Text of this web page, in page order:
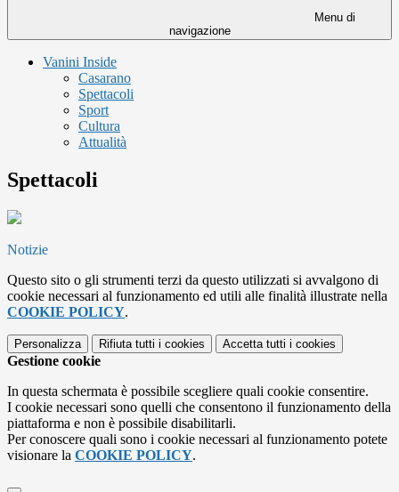
Menu di
navigazione
Vanini Inside
Casarano
Spettacoli
Sport
Cultura
Attualità
Spettacoli
Notizie
Questo sito o gli strumenti terzi da questo utilizzati si avvalgono di
cookie necessari al funzionamento ed utili alle finalità illustrate nella
COOKIE POLICY.
Personalizza Rifiuta tutti i cookies Accetta tutti i cookies
Gestione cookie
In questa schermata è possibile scegliere quali cookie consentire.
I cookie necessari sono quelli che consentono il funzionamento della
piattaforma e non è possibile disabilitarli.
Per conoscere quali sono i cookie necessari al funzionamento potete
visionare la COOKIE POLICY.